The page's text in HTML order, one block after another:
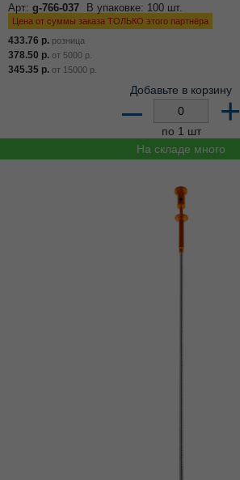
Арт: g-766-037 В упаковке: 100 шт.
Цена от суммы заказа ТОЛЬКО этого партнёра
433.76 р. розница
378.50 р. от 5000 р.
345.35 р. от 15000 р.
Добавьте в корзину
– +
по 1 шт
На складе много